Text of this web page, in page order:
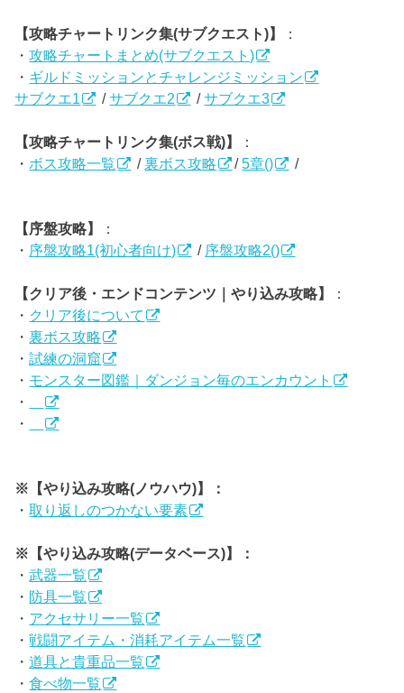
【攻略チャートリンク集(サブクエスト)】
：
・攻略チャートまとめ(サブクエスト)
・ ギルドミッションとチャレンジミッション
サブクエ1
/サブクエ2 /サブクエ3
【攻略チャートリンク集(ボス戦)】
：
・ ボス攻略一覧 /裏ボス攻略 /5章() /
【序盤攻略】
：
・ 序盤攻略1(初心者向け) / 序盤攻略2()
【クリア後・エンドコンテンツ｜やり込み攻略】
：
・ クリア後について
・裏ボス攻略
・試練の洞窟
・ モンスター図鑑｜ダンジョン毎のエンカウント
・
・
※【やり込み攻略(ノウハウ)】：
・取り返しのつかない要素
※【やり込み攻略(データベース)】：
・武器一覧
・ 防具一覧
・ アクセサリー一覧
・戦闘アイテム・消耗アイテム一覧
・道具と貴重品一覧
・食べ物一覧